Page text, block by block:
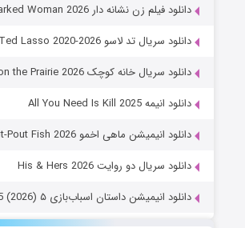
دانلود فیلم زن نشانه دار The Marked Woman 2026
دانلود سریال تد لاسو Ted Lasso 2020-2026
دانلود سریال خانه کوچک Little House on the Prairie 2026
دانلود انیمه All You Need Is Kill 2025
دانلود انیمیشن ماهی اخمو The Pout-Pout Fish 2026
دانلود سریال دو روایت His & Hers 2026
دانلود انیمیشن داستان اسباب‌بازی ۵ Toy Story 5 (2026)